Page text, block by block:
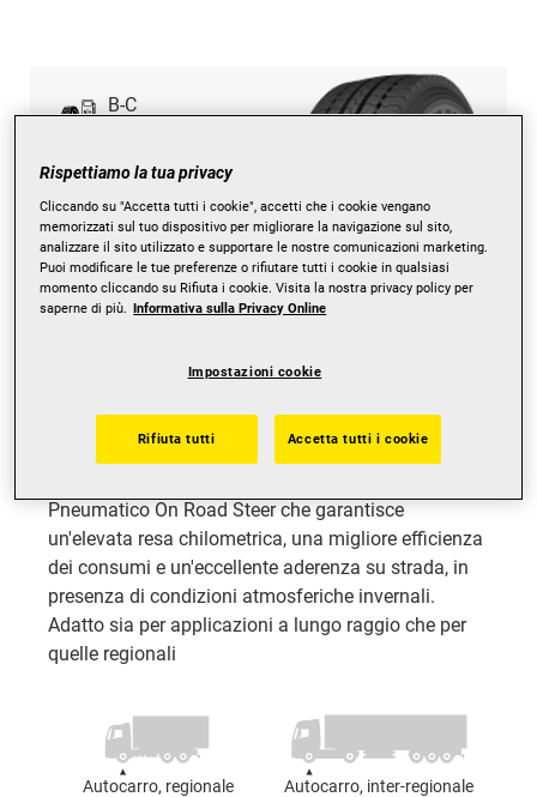
B-C
B
B
SP346+
Pneumatico On Road Steer che garantisce
un'elevata resa chilometrica, una migliore efficienza
dei consumi e un'eccellente aderenza su strada, in
presenza di condizioni atmosferiche invernali.
Adatto sia per applicazioni a lungo raggio che per
quelle regionali
Autocarro, regionale Autocarro, inter-regionale
Rispettiamo la tua privacy
Cliccando su "Accetta tutti i cookie", accetti che i cookie vengano
memorizzati sul tuo dispositivo per migliorare la navigazione sul sito,
analizzare il sito utilizzato e supportare le nostre comunicazioni marketing.
Puoi modificare le tue preferenze o rifiutare tutti i cookie in qualsiasi
momento cliccando su Rifiuta i cookie. Visita la nostra privacy policy per
saperne di più. Informativa sulla Privacy Online
Impostazioni cookie
Rifiuta tutti Accetta tutti i cookie